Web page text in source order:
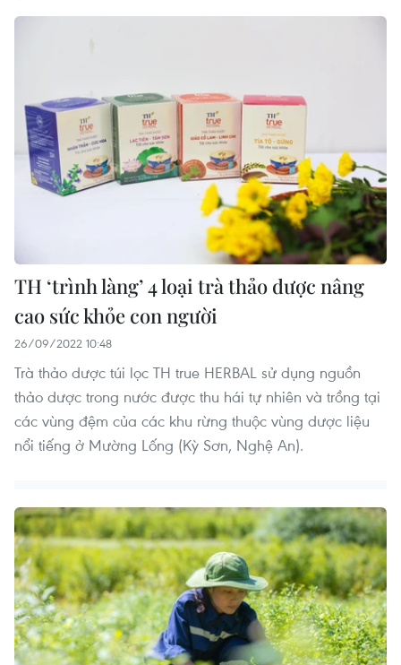
TH ‘trình làng’ 4 loại trà thảo dược nâng
cao sức khỏe con người
26/09/2022 10:48
Trà thảo dược túi lọc TH true HERBAL sử dụng nguồn
thảo dược trong nước được thu hái tự nhiên và trồng tại
các vùng đệm của các khu rừng thuộc vùng dược liệu
nổi tiếng ở Mường Lống (Kỳ Sơn, Nghệ An).